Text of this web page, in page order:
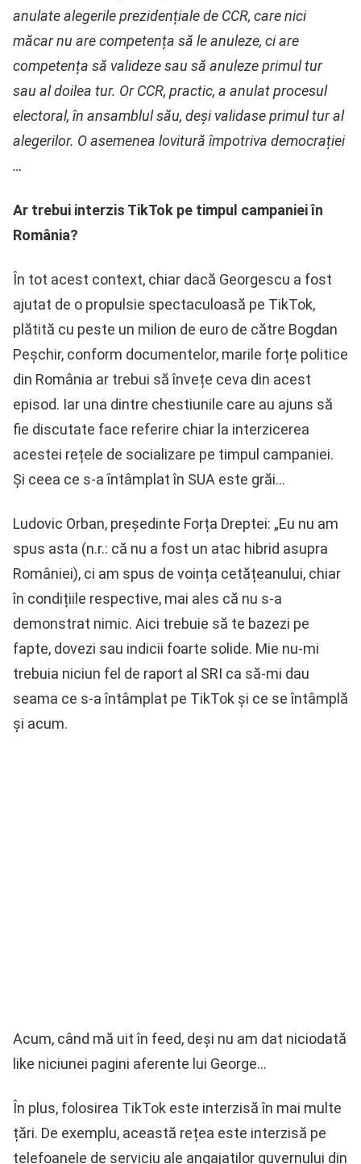
anulate alegerile prezidențiale de CCR, care nici
măcar nu are competența să le anuleze, ci are
competența să valideze sau să anuleze primul tur
sau al doilea tur. Or CCR, practic, a anulat procesul
electoral, în ansamblul său, deși validase primul tur al
alegerilor. O asemenea lovitură împotriva democrației
…
Ar trebui interzis TikTok pe timpul campaniei în
România?
În tot acest context, chiar dacă Georgescu a fost
ajutat de o propulsie spectaculoasă pe TikTok,
plătită cu peste un milion de euro de către Bogdan
Peșchir, conform documentelor, marile forțe politice
din România ar trebui să învețe ceva din acest
episod. Iar una dintre chestiunile care au ajuns să
fie discutate face referire chiar la interzicerea
acestei rețele de socializare pe timpul campaniei.
Și ceea ce s-a întâmplat în SUA este grăi…
Ludovic Orban, președinte Forța Dreptei: „Eu nu am
spus asta (n.r.: că nu a fost un atac hibrid asupra
României), ci am spus de voința cetățeanului, chiar
în condițiile respective, mai ales că nu s-a
demonstrat nimic. Aici trebuie să te bazezi pe
fapte, dovezi sau indicii foarte solide. Mie nu-mi
trebuia niciun fel de raport al SRI ca să-mi dau
seama ce s-a întâmplat pe TikTok și ce se întâmplă
și acum.
Acum, când mă uit în feed, deși nu am dat niciodată
like niciunei pagini aferente lui George…
În plus, folosirea TikTok este interzisă în mai multe
țări. De exemplu, această rețea este interzisă pe
telefoanele de serviciu ale angajaților guvernului din